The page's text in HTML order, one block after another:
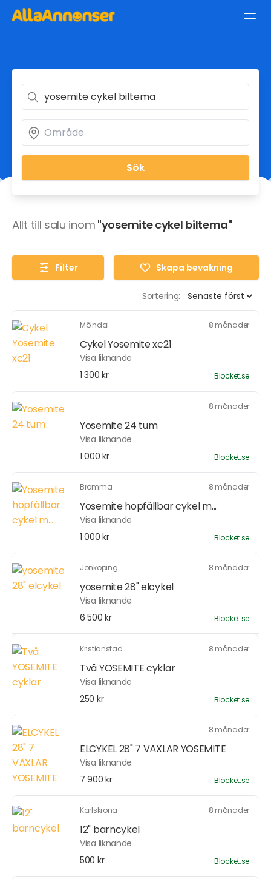
Sök
Allt till salu inom "yosemite cykel biltema"
Filter Skapa bevakning
Sortering:
Mölndal 8 månader
Cykel Yosemite xc21
Visa liknande
1 300 kr
Blocket.se
8 månader
Yosemite 24 tum
Visa liknande
1 000 kr
Blocket.se
Bromma 8 månader
Yosemite hopfällbar cykel m...
Visa liknande
1 000 kr
Blocket.se
Jönköping 8 månader
yosemite 28" elcykel
Visa liknande
6 500 kr
Blocket.se
Kristianstad 8 månader
Två YOSEMITE cyklar
Visa liknande
250 kr
Blocket.se
8 månader
ELCYKEL 28" 7 VÄXLAR YOSEMITE
Visa liknande
7 900 kr
Blocket.se
Karlskrona 8 månader
12" barncykel
Visa liknande
500 kr
Blocket.se